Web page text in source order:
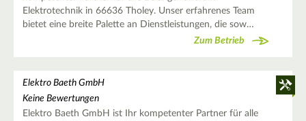
Elektrotechnik in 66636 Tholey. Unser erfahrenes Team
bietet eine breite Palette an Dienstleistungen, die sow…
Zum Betrieb
Elektro Baeth GmbH
Keine Bewertungen
Elektro Baeth GmbH ist Ihr kompetenter Partner für alle